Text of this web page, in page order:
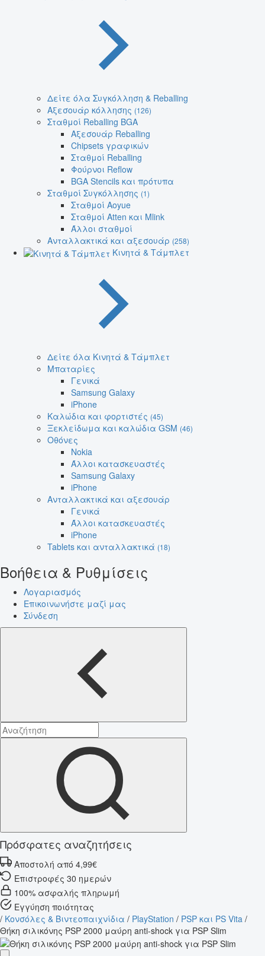
Δείτε όλα Συγκόλληση & Reballing
Αξεσουάρ κόλλησης (126)
Σταθμοί Reballing BGA
Αξεσουάρ Reballing
Chipsets γραφικών
Σταθμοί Reballing
Φούρνοι Reflow
BGA Stencils και πρότυπα
Σταθμοί Συγκόλλησης (1)
Σταθμοί Aoyue
Σταθμοί Atten και Mlink
Άλλοι σταθμοί
Ανταλλακτικά και αξεσουάρ (258)
Κινητά & Τάμπλετ
Δείτε όλα Κινητά & Τάμπλετ
Μπαταρίες
Γενικά
Samsung Galaxy
iPhone
Καλώδια και φορτιστές (45)
Ξεκλείδωμα και καλώδια GSM (46)
Οθόνες
Nokia
Άλλοι κατασκευαστές
Samsung Galaxy
iPhone
Ανταλλακτικά και αξεσουάρ
Γενικά
Άλλοι κατασκευαστές
iPhone
Tablets και ανταλλακτικά (18)
Βοήθεια & Ρυθμίσεις
Λογαριασμός
Επικοινωνήστε μαζί μας
Σύνδεση
Πρόσφατες αναζητήσεις
Αποστολή από 4,99€
Επιστροφές 30 ημερών
100% ασφαλής πληρωμή
Εγγύηση ποιότητας
/ Κονσόλες & Βιντεοπαιχνίδια / PlayStation / PSP και PS Vita /
Θήκη σιλικόνης PSP 2000 μαύρη anti-shock για PSP Slim